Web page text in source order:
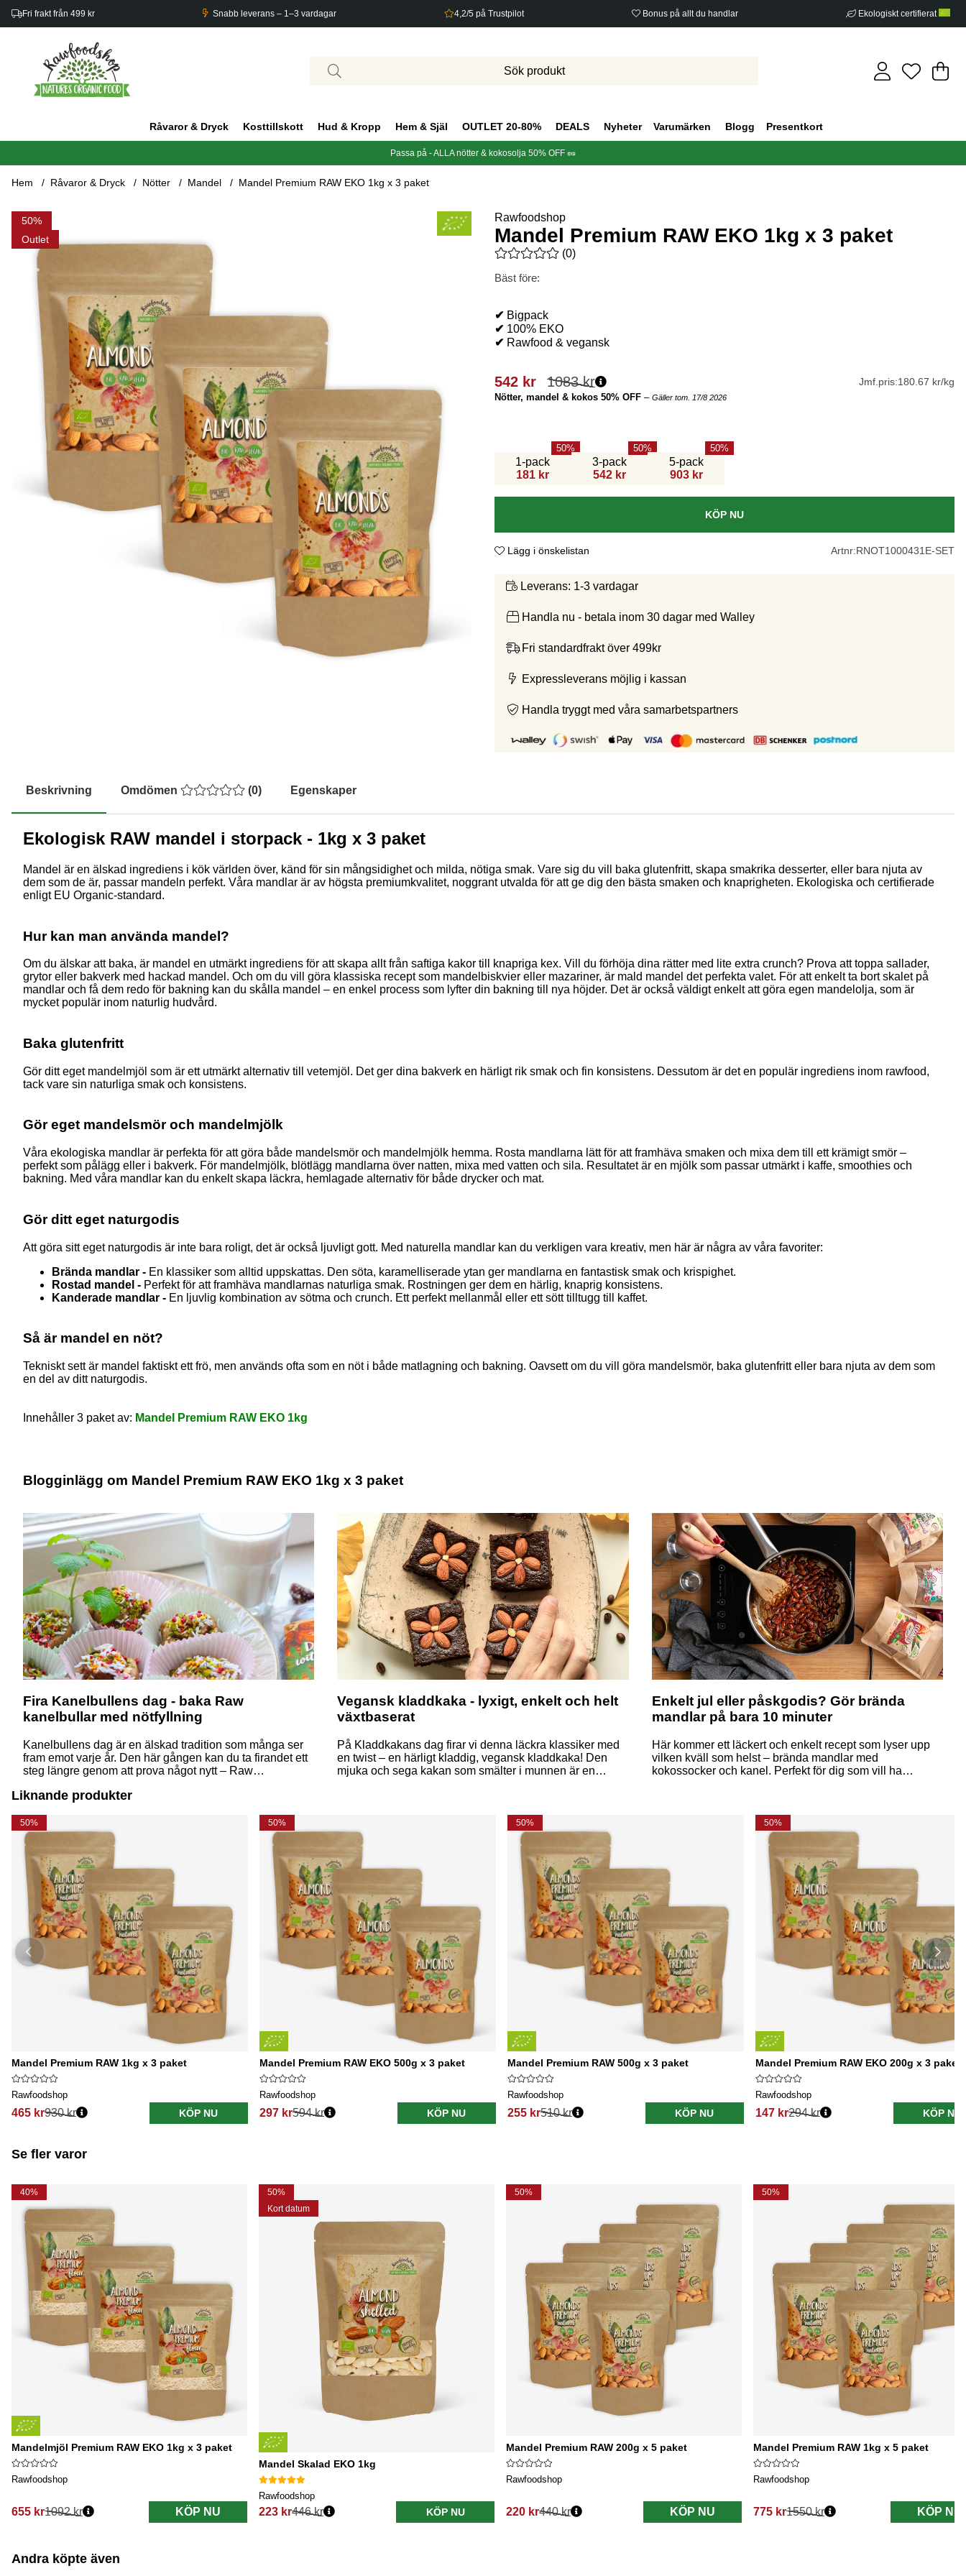
Fri frakt från 499 kr Snabb leverans – 1–3 vardagar 4,2/5 på Trustpilot Bonus på allt du handlar Ekologiskt certifierat
.
Råvaror & Dryck Kosttillskott Hud & Kropp Hem & Själ OUTLET 20-80% DEALS Nyheter Varumärken Blogg Presentkort
Passa på - ALLA nötter & kokosolja 50% OFF 🥜
Hem Råvaror & Dryck Nötter Mandel Mandel Premium RAW EKO 1kg x 3 paket
50
Outlet
Produktbilder Mandel Premium RAW EKO 1kg x 3 paket Rawfoodshop
Mandel Premium RAW EKO 1kg x 3 paket
Medelbetyg 0 av 5 Antal betyg 0
(0)
Bäst före:
✔ Bigpack
✔ 100% EKO
✔ Rawfood & vegansk
1083kr
542 kr Jmf.pris:180.67 kr/kg
Nötter, mandel & kokos 50% OFF – Gäller tom. 17/8 2026
1-pack
181 kr
50
3-pack
542 kr
50
5-pack
903 kr
50
KÖP NU
Lägg i önskelistan Artnr:RNOT1000431E-SET
Leverans: 1-3 vardagar
Handla nu - betala inom 30 dagar med Walley
Fri standardfrakt över 499kr
Expressleverans möjlig i kassan
Handla tryggt med våra samarbetspartners
Beskrivning Omdömen (0) Egenskaper
Ekologisk RAW mandel i storpack - 1kg x 3 paket
Mandel är en älskad ingrediens i kök världen över, känd för sin mångsidighet och milda, nötiga smak. Vare sig du vill baka glutenfritt, skapa smakrika desserter, eller bara njuta av
dem som de är, passar mandeln perfekt. Våra mandlar är av högsta premiumkvalitet, noggrant utvalda för att ge dig den bästa smaken och knaprigheten. Ekologiska och certifierade
enligt EU Organic-standard.
Hur kan man använda mandel?
Om du älskar att baka, är mandel en utmärkt ingrediens för att skapa allt från saftiga kakor till knapriga kex. Vill du förhöja dina rätter med lite extra crunch? Prova att toppa sallader,
grytor eller bakverk med hackad mandel. Och om du vill göra klassiska recept som mandelbiskvier eller mazariner, är mald mandel det perfekta valet. För att enkelt ta bort skalet på
mandlar och få dem redo för bakning kan du skålla mandel – en enkel process som lyfter din bakning till nya höjder. Det är också väldigt enkelt att göra egen mandelolja, som är
mycket populär inom naturlig hudvård.
Baka glutenfritt
Gör ditt eget mandelmjöl som är ett utmärkt alternativ till vetemjöl. Det ger dina bakverk en härligt rik smak och fin konsistens. Dessutom är det en populär ingrediens inom rawfood,
tack vare sin naturliga smak och konsistens.
Gör eget mandelsmör och mandelmjölk
Våra ekologiska mandlar är perfekta för att göra både mandelsmör och mandelmjölk hemma. Rosta mandlarna lätt för att framhäva smaken och mixa dem till ett krämigt smör –
perfekt som pålägg eller i bakverk. För mandelmjölk, blötlägg mandlarna över natten, mixa med vatten och sila. Resultatet är en mjölk som passar utmärkt i kaffe, smoothies och
bakning. Med våra mandlar kan du enkelt skapa läckra, hemlagade alternativ för både drycker och mat.
Gör ditt eget naturgodis
Att göra sitt eget naturgodis är inte bara roligt, det är också ljuvligt gott. Med naturella mandlar kan du verkligen vara kreativ, men här är några av våra favoriter:
Brända mandlar - En klassiker som alltid uppskattas. Den söta, karamelliserade ytan ger mandlarna en fantastisk smak och krispighet.
Rostad mandel - Perfekt för att framhäva mandlarnas naturliga smak. Rostningen ger dem en härlig, knaprig konsistens.
Kanderade mandlar - En ljuvlig kombination av sötma och crunch. Ett perfekt mellanmål eller ett sött tilltugg till kaffet.
Så är mandel en nöt?
Tekniskt sett är mandel faktiskt ett frö, men används ofta som en nöt i både matlagning och bakning. Oavsett om du vill göra mandelsmör, baka glutenfritt eller bara njuta av dem som
en del av ditt naturgodis.
Innehåller 3 paket av: Mandel Premium RAW EKO 1kg
Blogginlägg om Mandel Premium RAW EKO 1kg x 3 paket
Fira Kanelbullens dag - baka Raw
kanelbullar med nötfyllning
Kanelbullens dag är en älskad tradition som många ser
fram emot varje år. Den här gången kan du ta firandet ett
steg längre genom att prova något nytt – Raw
smaker du älskar, men med ett hållbart vis - helt utan ugn
Vegansk kladdkaka - lyxigt, enkelt och helt
växtbaserat
På Kladdkakans dag firar vi denna läckra klassiker med
en twist – en härligt kladdig, vegansk kladdkaka! Den
mjuka och sega kakan som smälter i munnen är en
Enkelt jul eller påskgodis? Gör brända
mandlar på bara 10 minuter
Här kommer ett läckert och enkelt recept som lyser upp
vilken kväll som helst – brända mandlar med
kokossocker och kanel. Perfekt för dig som vill ha
Liknande produkter
50%
Mandel Premium RAW 1kg x 3 paket
Rawfoodshop
465 kr930 kr KÖP NU
50%
Mandel Premium RAW EKO 500g x 3 paket
Rawfoodshop
297 kr594 kr KÖP NU
50%
Mandel Premium RAW 500g x 3 paket
Rawfoodshop
255 kr510 kr KÖP NU
50%
Mandel Premium RAW EKO 200g x 3 paket
Rawfoodshop
147 kr294 kr KÖP NU
Se fler varor
40%
Mandelmjöl Premium RAW EKO 1kg x 3 paket
Rawfoodshop
655 kr
Ordinarie pris:
1092 kr KÖP NU
50%
Kort datum
Mandel Skalad EKO 1kg
Rawfoodshop
223 kr
Ordinarie pris:
446 kr KÖP NU
50%
Mandel Premium RAW 200g x 5 paket
Rawfoodshop
220 kr
Ordinarie pris:
440 kr KÖP NU
50%
Mandel Premium RAW 1kg x 5 paket
Rawfoodshop
775 kr
Ordinarie pris:
1550 kr KÖP NU
Andra köpte även